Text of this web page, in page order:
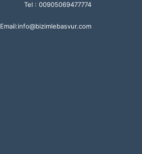
Tel : 00905069477774
Email:info@bizimlebasvur.com